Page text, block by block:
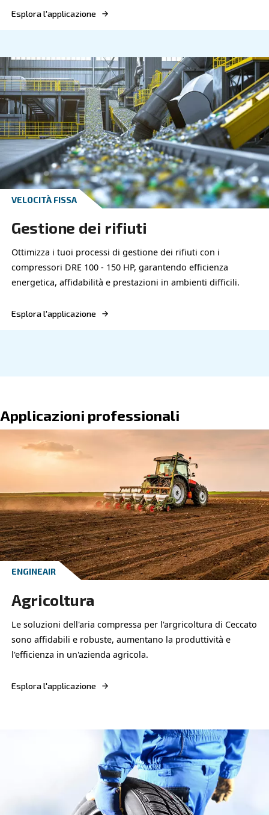
Migliora le tue operazioni nell'industria della
compressori Ceccato, che combina potenza,
affidabilità superiori.
Esplora l'applicazione
Industria della Carta
Massimizza l'efficienza dell'industria cartaria con
compressore a velocità fissa Ceccato, che offre
efficienza energetica e alta qualità.
Esplora l'applicazione
VELOCITÀ VARIABILE